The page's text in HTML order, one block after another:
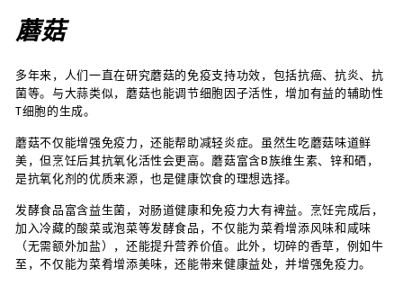
蘑菇
多年来，人们一直在研究蘑菇的免疫支持功效，包括抗癌、抗炎、抗
菌等。与大蒜类似，蘑菇也能调节细胞因子活性，增加有益的辅助性
T细胞的生成。
蘑菇不仅能增强免疫力，还能帮助减轻炎症。虽然生吃蘑菇味道鲜
美，但烹饪后其抗氧化活性会更高。蘑菇富含B族维生素、锌和硒，
是抗氧化剂的优质来源，也是健康饮食的理想选择。
发酵食品富含益生菌，对肠道健康和免疫力大有裨益。烹饪完成后，
加入冷藏的酸菜或泡菜等发酵食品，不仅能为菜肴增添风味和咸味
（无需额外加盐），还能提升营养价值。此外，切碎的香草，例如牛
至，不仅能为菜肴增添美味，还能带来健康益处，并增强免疫力。